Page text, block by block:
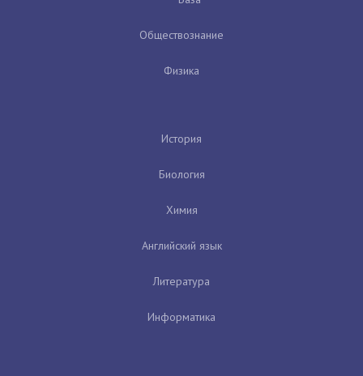
Обществознание
Физика
История
Биология
Химия
Английский язык
Литература
Информатика